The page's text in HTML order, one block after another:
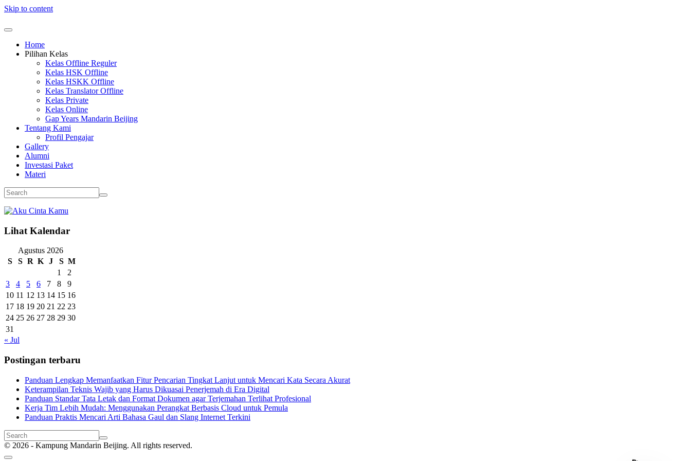
Skip to content
Home
Pilihan Kelas
Kelas Offline Reguler
Kelas HSK Offline
Kelas HSKK Offline
Kelas Translator Offline
Kelas Private
Kelas Online
Gap Years Mandarin Beijing
Tentang Kami
Profil Pengajar
Gallery
Alumni
Investasi Paket
Materi
Lihat Kalendar
Agustus 2026
S
S R K J S M
1
2
3
4 5 6 7 8
9
10 11 12 13 14 15 16
17 18 19 20 21 22 23
24 25 26 27 28 29 30
31
« Jul
Postingan terbaru
Panduan Lengkap Memanfaatkan Fitur Pencarian Tingkat Lanjut untuk Mencari Kata Secara Akurat
Keterampilan Teknis Wajib yang Harus Dikuasai Penerjemah di Era Digital
Panduan Standar Tata Letak dan Format Dokumen agar Terjemahan Terlihat Profesional
Kerja Tim Lebih Mudah: Menggunakan Perangkat Berbasis Cloud untuk Pemula
Panduan Praktis Mencari Arti Bahasa Gaul dan Slang Internet Terkini
© 2026 - Kampung Mandarin Beijing. All rights reserved.